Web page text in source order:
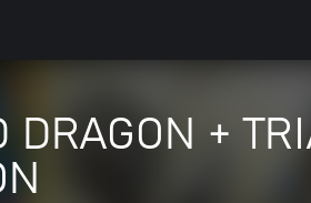
DRAGON +